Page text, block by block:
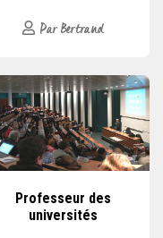
Par Bertrand
Professeur des
universités